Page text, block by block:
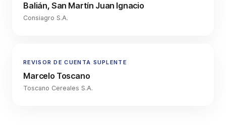
Balián, San Martín Juan Ignacio
Consiagro S.A.
REVISOR DE CUENTA SUPLENTE
Marcelo Toscano
Toscano Cereales S.A.